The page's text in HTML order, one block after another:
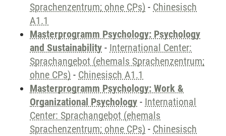
Sprachenzentrum; ohne CPs) - Chinesisch
A1.1
Masterprogramm Psychology: Psychology
and Sustainability - International Center:
Sprachangebot (ehemals Sprachenzentrum;
ohne CPs) - Chinesisch A1.1
Masterprogramm Psychology: Work &
Organizational Psychology - International
Center: Sprachangebot (ehemals
Sprachenzentrum; ohne CPs) - Chinesisch